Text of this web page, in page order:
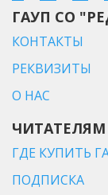
ГАУП СО
КОНТАКТЫ
РЕКВИЗИТЫ
О НАС
ГДЕ КУПИТЬ
ПОДПИСКА